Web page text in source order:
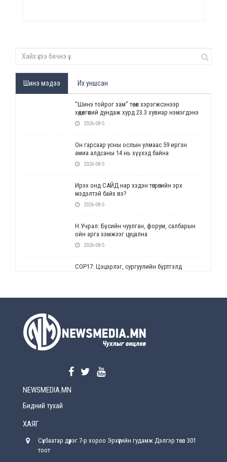
Шинэ мэдээ Их уншсан
“Шинэ тойрог зам” төсөл хэрэгжсэнээр
хөдөлгөөний дундаж хурд 23.3 хувиар нэмэгдэнэ
2026-08-5
Он гарсаар усны ослын улмаас 59 иргэн
амиа алдсаны 14 нь хүүхэд байна
2026-08-5
Ирэх онд САЙД нар хэдэн төгрөгийн эрх
мэдэлтэй байх вэ?
2026-08-5
Н.Учрал: Бүсийн чуулган, форум, салбарын
ойн арга хэмжээг цуцална
2026-08-5
СОР17: Цэцэрлэг, сургуулийн бүртгэлд
2026-08-5
2026-08-5
хүрсэн өгөөжөөрөө ажлаа үнэлж, хэрэгжилтээ
NEWSMEDIA.MN
Бидний тухай
ХАЯГ
Сүхбаатар дүүрэг 7-р хороо Эрхүүгийн гудамж Дэлгэр төв 301
тоот